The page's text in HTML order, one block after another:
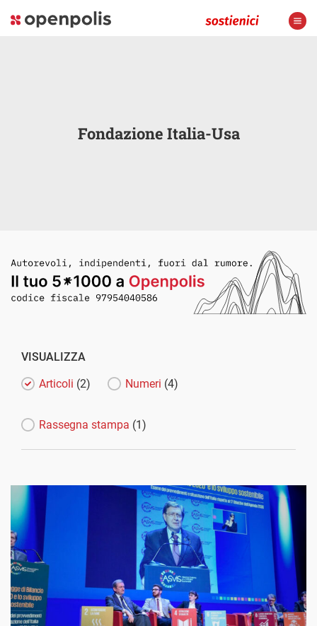
Fondazione Italia-Usa
VISUALIZZA
Articoli (2) Numeri (4)
Rassegna stampa (1)